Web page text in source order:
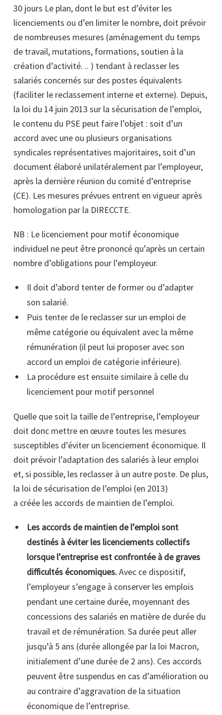
30 jours Le plan, dont le but est d’éviter les
licenciements ou d’en limiter le nombre, doit prévoir
de nombreuses mesures (aménagement du temps
de travail, mutations, formations, soutien à la
création d’activité. .. ) tendant à reclasser les
salariés concernés sur des postes équivalents
(faciliter le reclassement interne et externe). Depuis,
la loi du 14 juin 2013 sur la sécurisation de l’emploi,
le contenu du PSE peut faire l’objet : soit d’un
accord avec une ou plusieurs organisations
syndicales représentatives majoritaires, soit d’un
document élaboré unilatéralement par l’employeur,
après la dernière réunion du comité d’entreprise
(CE). Les mesures prévues entrent en vigueur après
homologation par la DIRECCTE.
NB : Le licenciement pour motif économique
individuel ne peut être prononcé qu’après un certain
nombre d’obligations pour l’employeur.
Il doit d’abord tenter de former ou d’adapter
son salarié.
Puis tenter de le reclasser sur un emploi de
même catégorie ou équivalent avec la même
rémunération (il peut lui proposer avec son
accord un emploi de catégorie inférieure).
La procédure est ensuite similaire à celle du
licenciement pour motif personnel
Quelle que soit la taille de l’entreprise, l’employeur
doit donc mettre en œuvre toutes les mesures
susceptibles d’éviter un licenciement économique. Il
doit prévoir l’adaptation des salariés à leur emploi
et, si possible, les reclasser à un autre poste. De plus,
la loi de sécurisation de l’emploi (en 2013)
a créée les accords de maintien de l’emploi.
Les accords de maintien de l’emploi sont
destinés à éviter les licenciements collectifs
lorsque l’entreprise est confrontée à de graves
difficultés économiques.Avec ce dispositif,
l’employeur s’engage à conserver les emplois
pendant une certaine durée, moyennant des
concessions des salariés en matière de durée du
travail et de rémunération. Sa durée peut aller
jusqu’à 5 ans (durée allongée par la loi Macron,
initialement d’une durée de 2 ans). Ces accords
peuvent être suspendus en cas d’amélioration ou
au contraire d’aggravation de la situation
économique de l’entreprise.